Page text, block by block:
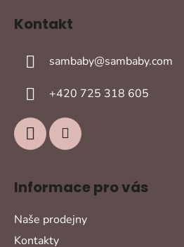
Kontakt
sambaby@sambaby.com
+420 725 318 605
Informace pro vás
Naše prodejny
Kontakty